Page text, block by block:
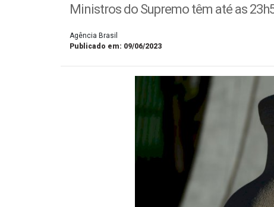
Ministros do Supremo têm até as
Agência Brasil
Publicado em: 09/06/2023